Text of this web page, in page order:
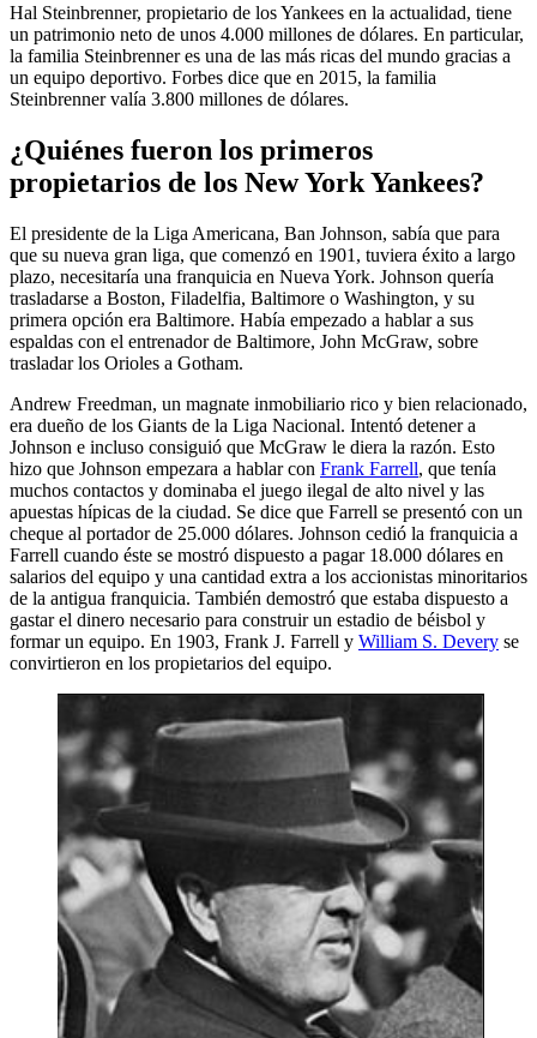
Hal Steinbrenner, propietario de los Yankees en la actualidad, tiene
un patrimonio neto de unos 4.000 millones de dólares. En particular,
la familia Steinbrenner es una de las más ricas del mundo gracias a
un equipo deportivo. Forbes dice que en 2015, la familia
Steinbrenner valía 3.800 millones de dólares.
¿Quiénes fueron los primeros
propietarios de los New York Yankees?
El presidente de la Liga Americana, Ban Johnson, sabía que para
que su nueva gran liga, que comenzó en 1901, tuviera éxito a largo
plazo, necesitaría una franquicia en Nueva York. Johnson quería
trasladarse a Boston, Filadelfia, Baltimore o Washington, y su
primera opción era Baltimore. Había empezado a hablar a sus
espaldas con el entrenador de Baltimore, John McGraw, sobre
trasladar los Orioles a Gotham.
Andrew Freedman, un magnate inmobiliario rico y bien relacionado,
era dueño de los Giants de la Liga Nacional. Intentó detener a
Johnson e incluso consiguió que McGraw le diera la razón. Esto
hizo que Johnson empezara a hablar con Frank Farrell, que tenía
muchos contactos y dominaba el juego ilegal de alto nivel y las
apuestas hípicas de la ciudad. Se dice que Farrell se presentó con un
cheque al portador de 25.000 dólares. Johnson cedió la franquicia a
Farrell cuando éste se mostró dispuesto a pagar 18.000 dólares en
salarios del equipo y una cantidad extra a los accionistas minoritarios
de la antigua franquicia. También demostró que estaba dispuesto a
gastar el dinero necesario para construir un estadio de béisbol y
formar un equipo. En 1903, Frank J. Farrell y William S. Devery se
convirtieron en los propietarios del equipo.